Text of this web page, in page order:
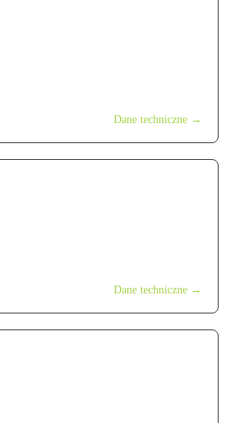
Dane techniczne →
Dane techniczne →